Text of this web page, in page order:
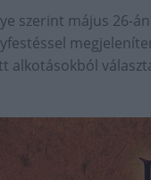
szerint május 26-
alkotásokból